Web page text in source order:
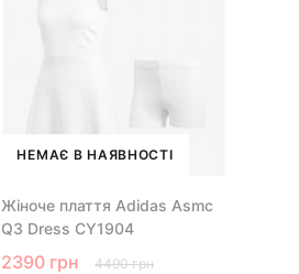
НЕМАЄ В НАЯВНОСТІ
Жіноче плаття Adidas Asmc
Q3 Dress CY1904
2390 грн 4490 грн